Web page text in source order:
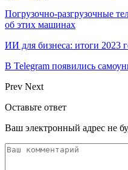
Погрузочно-разгрузочные
об этих машинах
ИИ для бизнеса: итоги 2023
В Telegram появились
Prev Next
Оставьте ответ
Ваш электронный адрес не